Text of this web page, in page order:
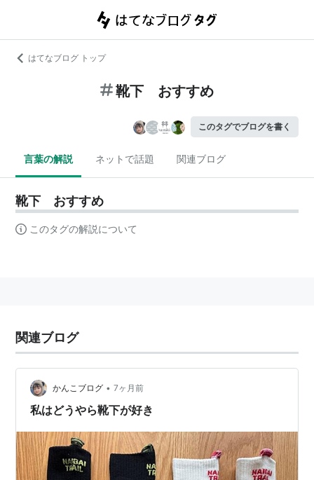
はてなブログ トップ
靴下 おすすめ
このタグでブログを書く
言葉の解説 ネットで話題 関連ブログ
靴下 おすすめ
このタグの解説について
関連ブログ
かんこブログ • 7ヶ月前
私はどうやら靴下が好き